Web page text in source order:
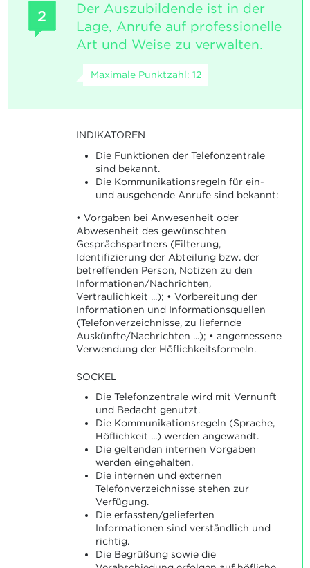
2
Der Auszubildende ist in der
Lage, Anrufe auf professionelle
Art und Weise zu verwalten.
Maximale Punktzahl: 12
INDIKATOREN
Die Funktionen der Telefonzentrale
sind bekannt.
Die Kommunikationsregeln für ein-
und ausgehende Anrufe sind bekannt:
• Vorgaben bei Anwesenheit oder
Abwesenheit des gewünschten
Gesprächspartners (Filterung,
Identifizierung der Abteilung bzw. der
betreffenden Person, Notizen zu den
Informationen/Nachrichten,
Vertraulichkeit ...); • Vorbereitung der
Informationen und Informationsquellen
(Telefonverzeichnisse, zu liefernde
Auskünfte/Nachrichten ...); • angemessene
Verwendung der Höflichkeitsformeln.
SOCKEL
Die Telefonzentrale wird mit Vernunft
und Bedacht genutzt.
Die Kommunikationsregeln (Sprache,
Höflichkeit ...) werden angewandt.
Die geltenden internen Vorgaben
werden eingehalten.
Die internen und externen
Telefonverzeichnisse stehen zur
Verfügung.
Die erfassten/gelieferten
Informationen sind verständlich und
richtig.
Die Begrüßung sowie die